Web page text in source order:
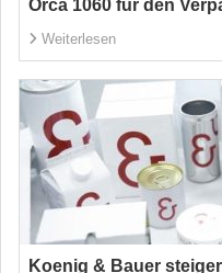
Orca 1060 für den
Weiterlesen
Koenig & Bauer